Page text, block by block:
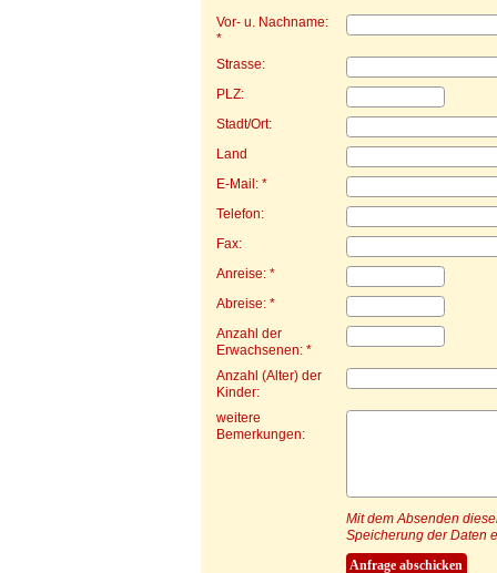
Vor- u. Nachname:
*
Strasse:
PLZ:
Stadt/Ort:
Land
E-Mail: *
Telefon:
Fax:
Anreise: *
Abreise: *
Anzahl der
Erwachsenen: *
Anzahl (Alter) der
Kinder:
weitere
Bemerkungen:
Mit dem Absenden
Speicherung der Daten